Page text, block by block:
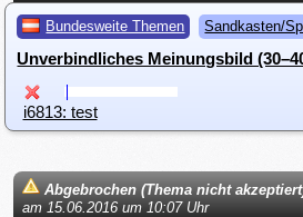
Bundesweite Themen Sandkasten/
Unverbindliches Meinungsbild
i6813: test
Abgebrochen (Thema nicht
am 15.06.2016 um 10:07 Uhr